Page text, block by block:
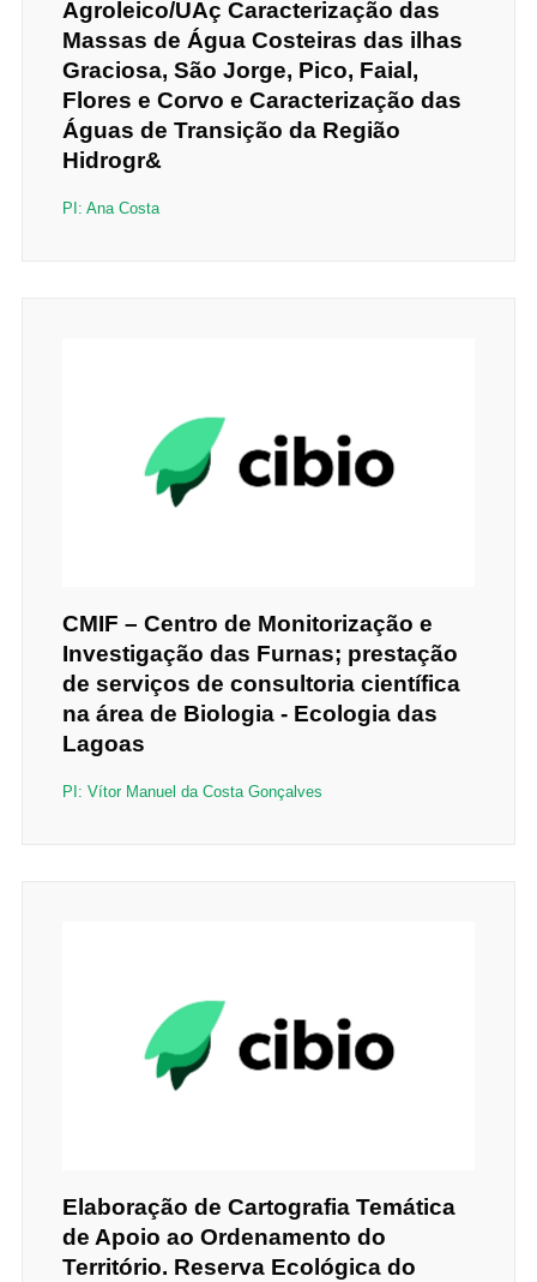
Agroleico/UAç Caracterização das
Massas de Água Costeiras das ilhas
Graciosa, São Jorge, Pico, Faial,
Flores e Corvo e Caracterização das
Águas de Transição da Região
Hidrogr&
PI: Ana Costa
CMIF – Centro de Monitorização e
Investigação das Furnas; prestação
de serviços de consultoria científica
na área de Biologia - Ecologia das
Lagoas
PI: Vítor Manuel da Costa Gonçalves
Elaboração de Cartografia Temática
de Apoio ao Ordenamento do
Território. Reserva Ecológica do